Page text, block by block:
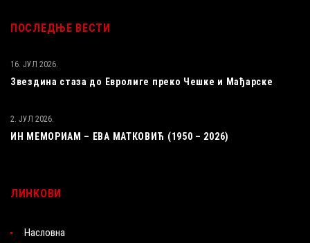
ПОСЛЕДЊЕ ВЕСТИ
Звездина стаза до Евролиге преко Чешке и Мађарске
16. ЈУЛ 2026.
ИН МЕМОРИАМ – ЕВА МАТКОВИЋ (1950 – 2026)
2. ЈУЛ 2026.
ЛИНКОВИ
Насловна